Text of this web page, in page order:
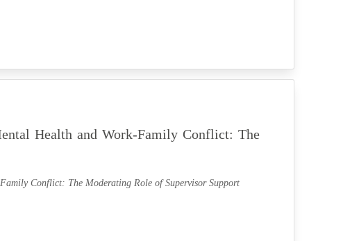
Health and Work-Family Conflict: The
Conflict: The Moderating Role of Supervisor Support